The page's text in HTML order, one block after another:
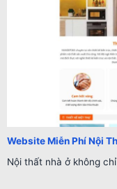
Website Miễn Phí Nội
Nội thất nhà ở không